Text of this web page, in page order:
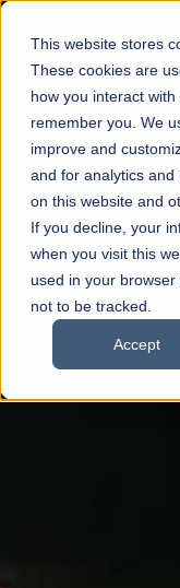
This website stores
These cookies are
how you interact
remember you. We
improve and
and for analytics
on this website and
If you decline, your
when you visit this
used in your
not to be tracked.
Accept